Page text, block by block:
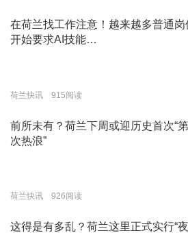
在荷兰找工作注意！越来越多普通岗
开始要求AI技能…
荷兰快讯 915阅读
前所未有？荷兰下周或迎历史首次“
次热浪”
荷兰快讯 926阅读
这得是有多乱？荷兰这里正式实行“